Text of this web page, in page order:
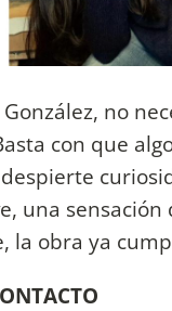
no
con que
una
la obra ya